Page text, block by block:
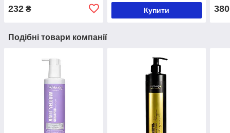
232 ₴ Купити 380
Подібні товари компанії